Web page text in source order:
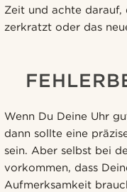
Zeit und achte darauf,
zerkratzt oder das
Wenn Du Deine Uhr
dann sollte eine
sein. Aber selbst bei
vorkommen, dass
Aufmerksamkeit